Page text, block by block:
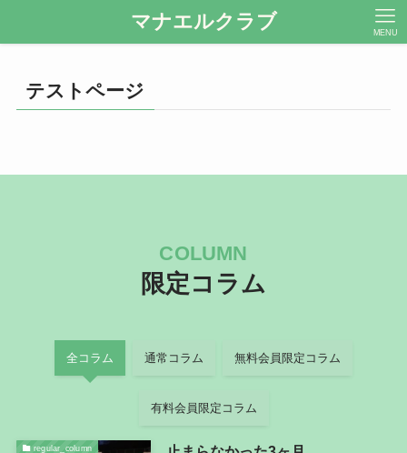
マナエルクラブ MENU
テストページ
COLUMN
限定コラム
全コラム 通常コラム 無料会員限定コラム
有料会員限定コラム
regular_column